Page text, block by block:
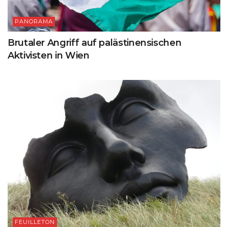
PANORAMA
Brutaler Angriff auf palästinensischen
Aktivisten in Wien
FEUILLETON